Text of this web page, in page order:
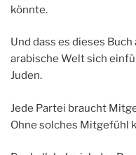
könnte.
Und dass es dieses
arabische Welt sich
Juden.
Jede Partei braucht
Ohne solches Mitgefühl